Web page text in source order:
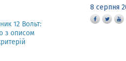
12 Вольт:
з описом
8 серпня